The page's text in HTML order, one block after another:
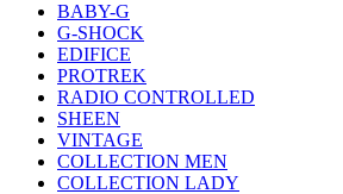
BABY-G
G-SHOCK
EDIFICE
PROTREK
RADIO CONTROLLED
SHEEN
VINTAGE
COLLECTION MEN
COLLECTION LADY